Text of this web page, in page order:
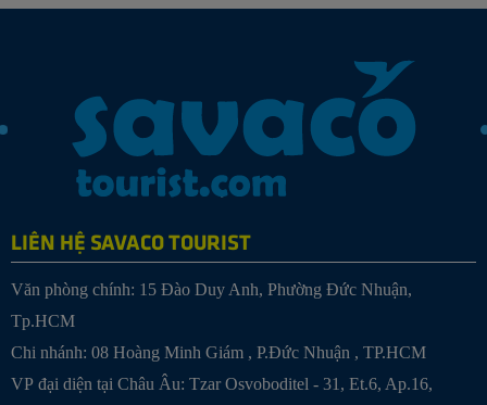
LIÊN HỆ SAVACO TOURIST
Văn phòng chính: 15 Đào Duy Anh, Phường Đức Nhuận,
Tp.HCM
Chi nhánh: 08 Hoàng Minh Giám , P.Đức Nhuận , TP.HCM
VP đại diện tại Châu Âu: Tzar Osvoboditel - 31, Et.6, Ap.16,